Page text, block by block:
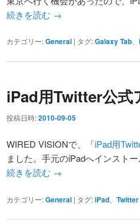
続きを読む →
カテゴリー:General | タグ:Galaxy Tab
iPad用Twitter公式
投稿日時:2010-09-05
WIRED VISIONで、「iPad用
ました。手元のiPadへインスト
続きを読む →
カテゴリー:General | タグ:iPad Twitter